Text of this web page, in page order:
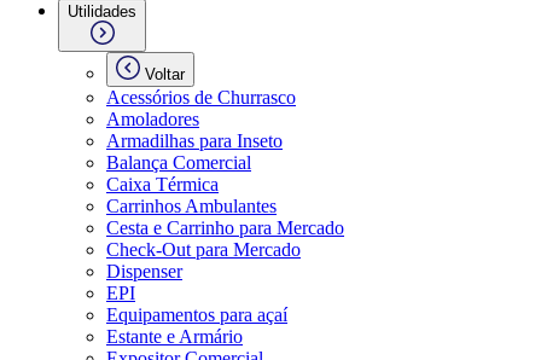
Utilidades
Voltar
Acessórios de Churrasco
Amoladores
Armadilhas para Inseto
Balança Comercial
Caixa Térmica
Carrinhos Ambulantes
Cesta e Carrinho para Mercado
Check-Out para Mercado
Dispenser
EPI
Equipamentos para açaí
Estante e Armário